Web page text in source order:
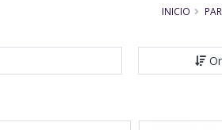
INICIO